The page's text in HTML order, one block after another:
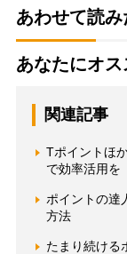
あわせて読み
あなたにオス
関連記事
Tポイントほ
で効率活用を
ポイントの達
方法
たまり続け